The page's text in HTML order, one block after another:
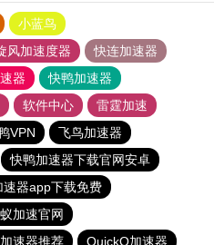
小蓝鸟
风加速度器
快连加速器
器
快鸭加速器
软件中心
雷霆加速
VPN
飞鸟加速器
快鸭加速器下载官网安卓
速器app下载免费
加速官网
速器推荐 QuickQ加速器